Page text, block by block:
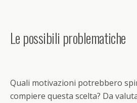
Le possibili problematiche
Quali motivazioni potrebbero
compiere questa scelta? Da